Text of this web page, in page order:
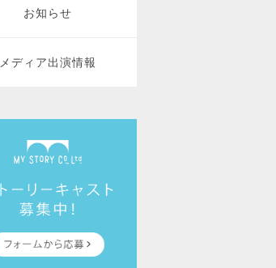
お知らせ
メディア出演情報